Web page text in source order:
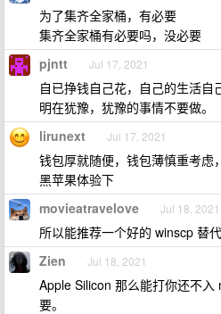
为了集齐全家桶，有必要
集齐全家桶有必要吗，没必要
pjntt Jul 17, 2021
自已挣钱自己花，自己的生活
明在犹豫，犹豫的事情不要做。
lirunext Jul 17, 2021
钱包厚就随便，钱包薄慎重考虑
黑苹果体验下
movieatravelove Jul 18, 2021
所以能推荐一个好的 winscp 替
Zien Jul 18, 2021
Apple Silicon 那么能打你还不
要。